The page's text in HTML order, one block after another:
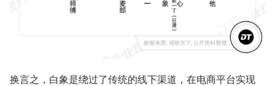
换言之，白象是绕过了传统的线下渠道，在电商平台实现